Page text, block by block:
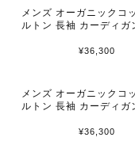
メンズ オーガニックコ
ルトン 長袖 カーディガ
e]
¥36,300
メンズ オーガニックコ
ルトン 長袖 カーディガ
¥36,300